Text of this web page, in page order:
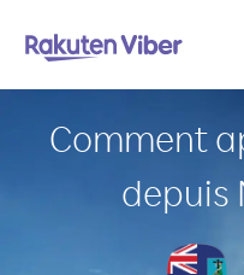
Comment
depuis